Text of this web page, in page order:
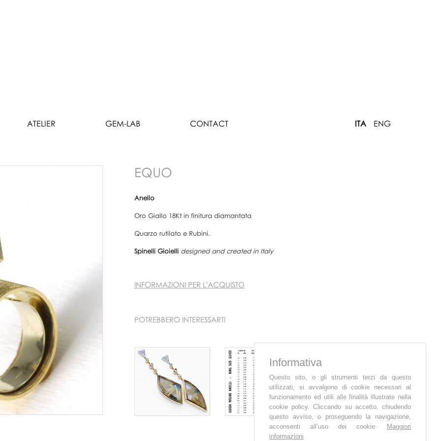
ATELIER GEM-LAB CONTACT ITA ENG
EQUO
Anello
Oro Giallo 18Kt in finitura diamantata
Quarzo rutilato e Rubini.
Spinelli Gioielli designed and created in Italy
INFORMAZIONI PER L'ACQUISTO
POTREBBERO INTERESSARTI
Informativa
Questo sito, o gli strumenti terzi da questo
utilizzati, si avvalgono di cookie necessari al
funzionamento ed utili alle finalità illustrate nella
cookie policy. Cliccando su accetto, chiudendo
questo avviso, o proseguendo la navigazione,
acconsenti all’uso dei cookie.
Maggiori
informazioni